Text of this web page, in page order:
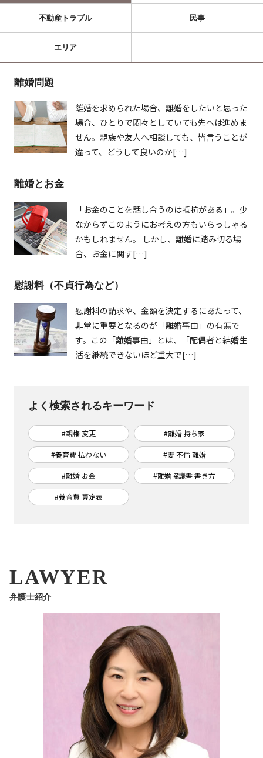
不動産トラブル 民事
エリア
離婚問題
離婚を求められた場合、離婚をしたいと思った
場合、ひとりで悶々としていても先へは進めま
せん。親族や友人へ相談しても、皆言うことが
違って、どうして良いのか[…]
離婚とお金
「お金のことを話し合うのは抵抗がある」。少
なからずこのようにお考えの方もいらっしゃる
かもしれません。 しかし、離婚に踏み切る場
合、お金に関す[…]
慰謝料（不貞行為など）
慰謝料の請求や、金額を決定するにあたって、
非常に重要となるのが「離婚事由」の有無で
す。この「離婚事由」とは、「配偶者と結婚生
活を継続できないほど重大で[…]
よく検索されるキーワード
#親権 変更 #離婚 持ち家
#養育費 払わない #妻 不倫 離婚
#離婚 お金 #離婚協議書 書き方
#養育費 算定表
LAWYER
弁護士紹介